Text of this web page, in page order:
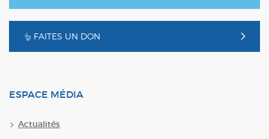
FAITES UN DON
ESPACE MÉDIA
Actualités